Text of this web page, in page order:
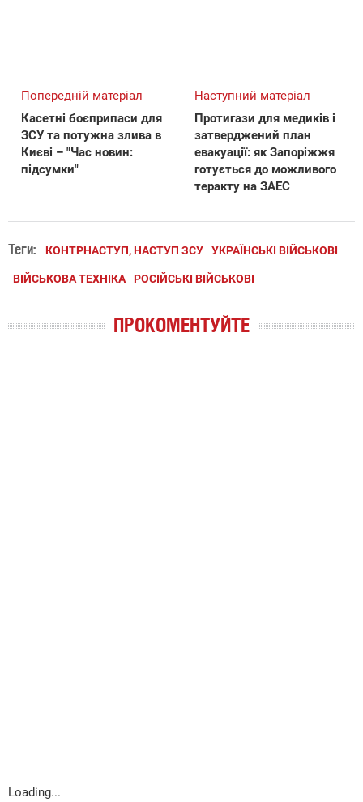
Попередній матеріал
Касетні боєприпаси для
ЗСУ та потужна злива в
Києві – "Час новин:
підсумки"
Наступний матеріал
Протигази для медиків і
затверджений план
евакуації: як Запоріжжя
готується до можливого
теракту на ЗАЕС
Теги: КОНТРНАСТУП, НАСТУП ЗСУ УКРАЇНСЬКІ ВІЙСЬКОВІ
ВІЙСЬКОВА ТЕХНІКА РОСІЙСЬКІ ВІЙСЬКОВІ
ПРОКОМЕНТУЙТЕ
Loading...